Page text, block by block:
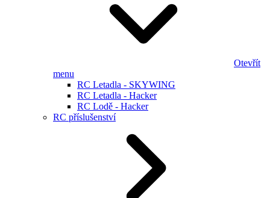
Otevřít
menu
RC Letadla - SKYWING
RC Letadla - Hacker
RC Lodě - Hacker
RC příslušenství